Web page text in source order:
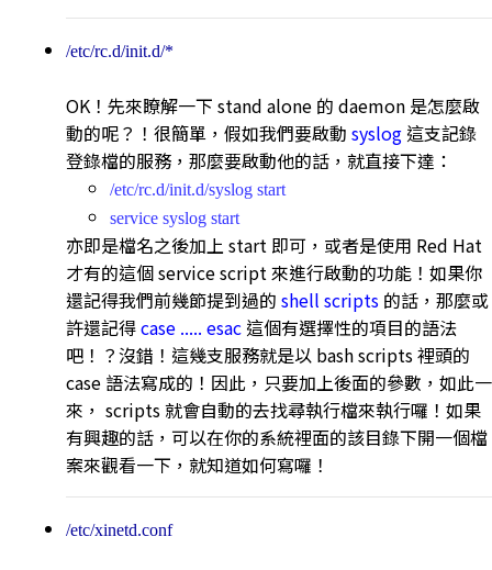
/etc/rc.d/init.d/*
OK！先來瞭解一下 stand alone 的 daemon 是怎麼啟
動的呢？！很簡單，假如我們要啟動 syslog 這支記錄
登錄檔的服務，那麼要啟動他的話，就直接下達：
/etc/rc.d/init.d/syslog start
service syslog start
亦即是檔名之後加上 start 即可，或者是使用 Red Hat
才有的這個 service script 來進行啟動的功能！如果你
還記得我們前幾節提到過的 shell scripts 的話，那麼或
許還記得case ..... esac 這個有選擇性的項目的語法
吧！？沒錯！這幾支服務就是以 bash scripts 裡頭的
case 語法寫成的！因此，只要加上後面的參數，如此一
來， scripts 就會自動的去找尋執行檔來執行囉！如果
有興趣的話，可以在你的系統裡面的該目錄下開一個檔
案來觀看一下，就知道如何寫囉！
/etc/xinetd.conf